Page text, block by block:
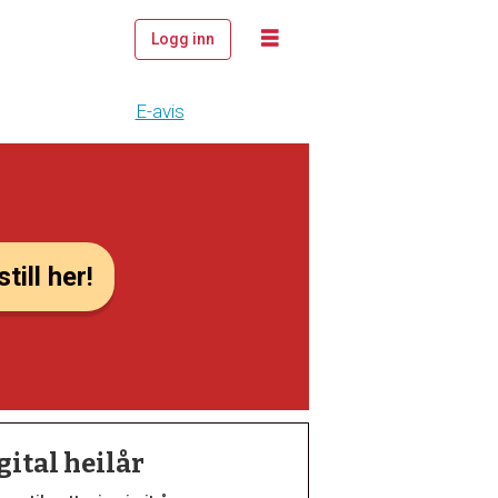
Logg inn
E-avis
her!
heilår